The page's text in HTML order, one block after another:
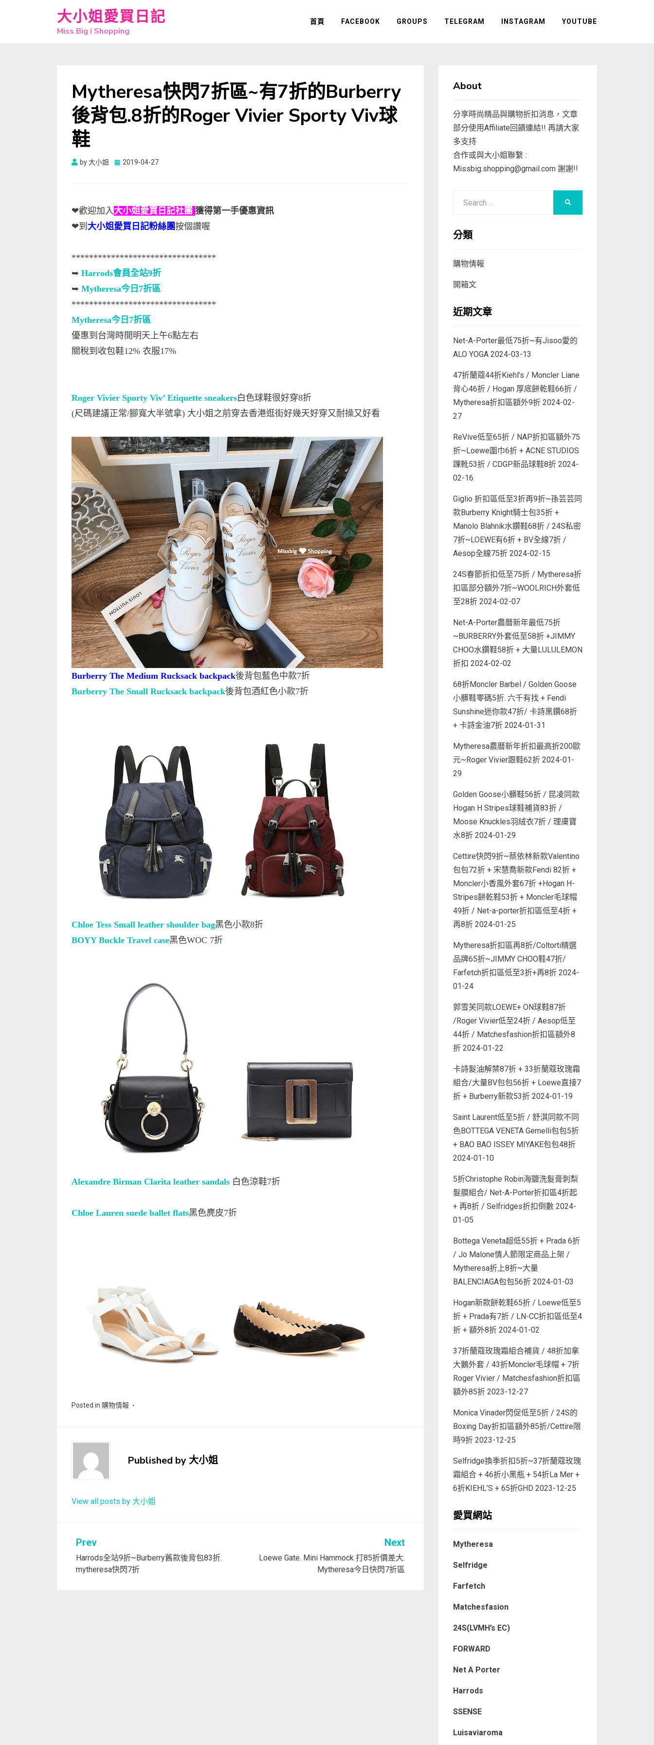
大小姐愛買日記
Miss Big i Shopping
首頁 FACEBOOK GROUPS TELEGRAM INSTAGRAM YOUTUBE
Mytheresa快閃7折區~有7折的Burberry
後背包.8折的Roger Vivier Sporty Viv球
鞋
by大小姐
Posted
2019-04-27
❤歡迎加入大小姐愛買日記社團 獲得第一手優惠資訊
❤到 大小姐愛買日記粉絲團按個讚喔
*********************************
➥ Harrods會員全站9折
➥ Mytheresa今日7折區
*********************************
Mytheresa今日7折區
優惠到台灣時間明天上午6點左右
關稅到收包鞋12% 衣服17%
Roger Vivier Sporty Viv’ Etiquette sneakers白色球鞋很好穿8折
(尺碼建議正常/腳寬大半號拿) 大小姐之前穿去香港逛街好幾天好穿又耐操又好看
Burberry The Medium Rucksack backpack後背包藍色中款7折
Burberry The Small Rucksack backpack後背包酒紅色小款7折
Chloe Tess Small leather shoulder bag黑色小款8折
BOYY Buckle Travel case黑色WOC 7折
Alexandre Birman Clarita leather sandals 白色涼鞋7折
Chloe Lauren suede ballet flats黑色麂皮7折
Posted in 購物情報
Published by大小姐
View all posts by 大小姐
文
章
Prev
Harrods全站9折~Burberry舊款後背包83折.
mytheresa快閃7折
Next
Loewe Gate. Mini Hammock 打85折價差大.
Mytheresa今日快閃7折區
About
分享時尚精品與購物折扣消息，文章
部分使用Affiliate回饋連結!! 再請大家
多支持
合作或與大小姐聯繫 :
Missbig.shopping@gmail.com謝謝!!
分類
購物情報
開箱文
近期文章
Net-A-Porter最低75折~有Jisoo愛的
ALO YOGA 2024-03-13
47折蘭蔻44折Kiehl’s / Moncler Liane
背心46折 / Hogan 厚底餅乾鞋66折 /
Mytheresa折扣區額外9折 2024-02-
27
ReVive低至65折 / NAP折扣區額外75
折~Loewe圍巾6折 + ACNE STUDIOS
踝靴53折 / CDGP新品球鞋8折 2024-
02-16
Giglio 折扣區低至3折再9折~孫芸芸同
款Burberry Knight騎士包35折 +
Manolo Blahnik水鑽鞋68折 / 24S私密
7折~LOEWE有6折 + BV全線7折 /
Aesop全線75折 2024-02-15
24S春節折扣低至75折 / Mytheresa折
扣區部分額外7折~WOOLRICH外套低
至28折 2024-02-07
Net-A-Porter農曆新年最低75折
~BURBERRY外套低至58折 +JIMMY
CHOO水鑽鞋58折 + 大量LULULEMON
折扣 2024-02-02
68折Moncler Barbel / Golden Goose
小髒鞋零碼5折. 六千有找 + Fendi
Sunshine迷你款47折/ 卡詩黑鑽68折
+ 卡詩金油7折 2024-01-31
Mytheresa農曆新年折扣最高折200歐
元~Roger Vivier跟鞋62折 2024-01-
29
Golden Goose小髒鞋56折 / 昆凌同款
Hogan H Stripes球鞋補貨83折 /
Moose Knuckles羽絨衣7折 / 理膚寶
水8折 2024-01-29
Cettire快閃9折~蔡依林新款Valentino
包包72折 + 宋慧喬新款Fendi 82折 +
Moncler小香風外套67折 +Hogan H-
Stripes餅乾鞋53折 + Moncler毛球帽
49折 / Net-a-porter折扣區低至4折 +
再8折 2024-01-25
Mytheresa折扣區再8折/Coltorti精選
品牌65折~JIMMY CHOO鞋47折/
Farfetch折扣區低至3折+再8折 2024-
01-24
郭雪芙同款LOEWE+ ON球鞋87折
/Roger Vivier低至24折 / Aesop低至
44折 / Matchesfashion折扣區額外8
折 2024-01-22
卡詩髮油解禁87折 + 33折蘭蔻玫瑰霜
組合/大量BV包包56折 + Loewe直接7
折 + Burberry新款53折 2024-01-19
Saint Laurent低至5折 / 舒淇同款不同
色BOTTEGA VENETA Gemelli包包5折
+ BAO BAO ISSEY MIYAKE包包48折
2024-01-10
5折Christophe Robin海鹽洗髮膏刺梨
髮膜組合/ Net-A-Porter折扣區4折起
+ 再8折 / Selfridges折扣倒數 2024-
01-05
Bottega Veneta超低55折 + Prada 6折
/ Jo Malone情人節限定商品上架 /
Mytheresa折上8折~大量
BALENCIAGA包包56折 2024-01-03
Hogan新款餅乾鞋65折 / Loewe低至5
折 + Prada有7折 / LN-CC折扣區低至4
折 + 額外8折 2024-01-02
37折蘭蔻玫瑰霜組合補貨 / 48折加拿
大鵝外套 / 43折Moncler毛球帽 + 7折
Roger Vivier / Matchesfashion折扣區
額外85折 2023-12-27
Monica Vinader閃促低至5折 / 24S的
Boxing Day折扣區額外85折/Cettire限
時9折 2023-12-25
Selfridge換季折扣5折~37折蘭蔻玫瑰
霜組合 + 46折小黑瓶 + 54折La Mer +
6折KIEHL’S + 65折GHD 2023-12-25
愛買網站
Mytheresa
Selfridge
Farfetch
Matchesfasion
24S(LVMH’s EC)
FORWARD
Net A Porter
Harrods
SSENSE
Luisaviaroma